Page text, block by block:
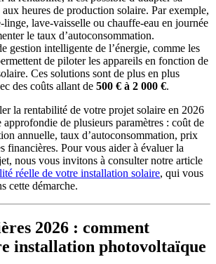
heures de production solaire. Par exemple,
linge, lave-vaisselle ou chauffe-eau en journée
le taux d’autoconsommation.
gestion intelligente de l’énergie, comme les
de piloter les appareils en fonction de
Ces solutions sont de plus en plus
des coûts allant de 500 € à 2 000 €.
la rentabilité de votre projet solaire en 2026
approfondie de plusieurs paramètres : coût de
annuelle, taux d’autoconsommation, prix
financières. Pour vous aider à évaluer la
nous vous invitons à consulter notre article
réelle de votre installation solaire, qui vous
cette démarche.
2026 : comment
installation photovoltaïque